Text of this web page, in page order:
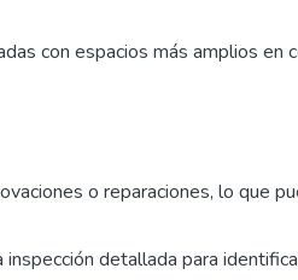
con espacios más amplios en
o reparaciones, lo que
inspección detallada para